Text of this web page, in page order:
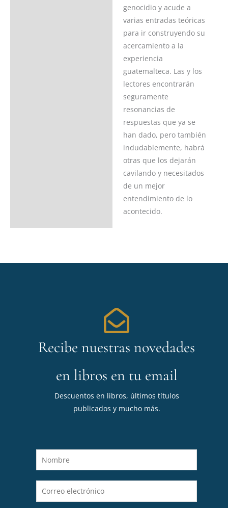
genocidio y acude a
varias entradas teóricas
para ir construyendo su
acercamiento a la
experiencia
guatemalteca. Las y los
lectores encontrarán
seguramente
resonancias de
respuestas que ya se
han dado, pero también
indudablemente, habrá
otras que los dejarán
cavilando y necesitados
de un mejor
entendimiento de lo
acontecido.
Recibe nuestras novedades
en libros en tu email
Descuentos en libros, últimos títulos
publicados y mucho más.
o
m
o